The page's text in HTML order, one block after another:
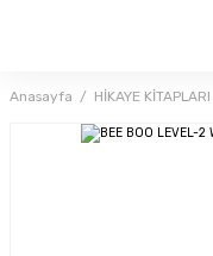
Anasayfa HİKAYE KİTAPLARI